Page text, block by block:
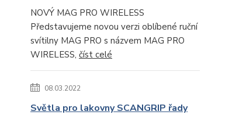
NOVÝ MAG PRO WIRELESS
Představujeme novou verzi oblíbené ruční
svítilny MAG PRO s názvem MAG PRO
WIRELESS, číst celé
08.03.2022
Světla pro lakovny SCANGRIP řady